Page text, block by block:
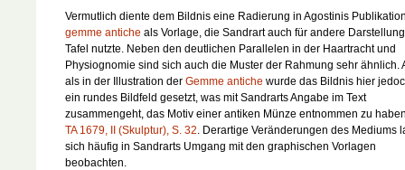
Vermutlich diente dem Bildnis eine Radierung in Agostinis
gemme antiche als Vorlage, die Sandrart auch für andere
Tafel nutzte. Neben den deutlichen Parallelen in der Haartracht und
Physiognomie sind sich auch die Muster der Rahmung sehr ähnlich.
als in der Illustration der Gemme antiche wurde das Bildnis hier
ein rundes Bildfeld gesetzt, was mit Sandrarts Angabe im Text
zusammengeht, das Motiv einer antiken Münze entnommen zu
TA 1679, II (Skulptur), S. 32. Derartige Veränderungen des Mediums
sich häufig in Sandrarts Umgang mit den graphischen Vorlagen
beobachten.